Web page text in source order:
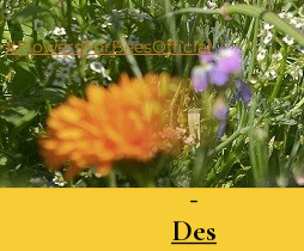
#FlowersForBeesOfficial
Des